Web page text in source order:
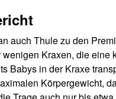
auch Thule zu den
Kraxen, die
Babys in der Kraxe
Körpergewicht,